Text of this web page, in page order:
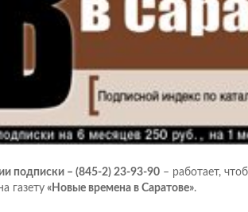
подписки – (845-2) 23-93-90– работает,
газету«Новые времена в Саратове».